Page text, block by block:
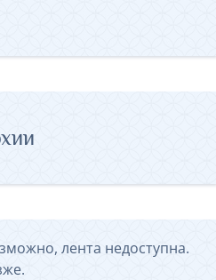
лента недоступна.